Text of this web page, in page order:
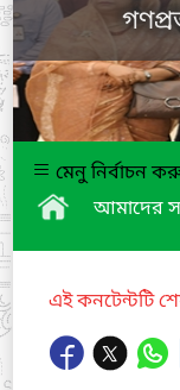
মেনু নির্বাচন
আমাদের
এই কনটেন্টটি